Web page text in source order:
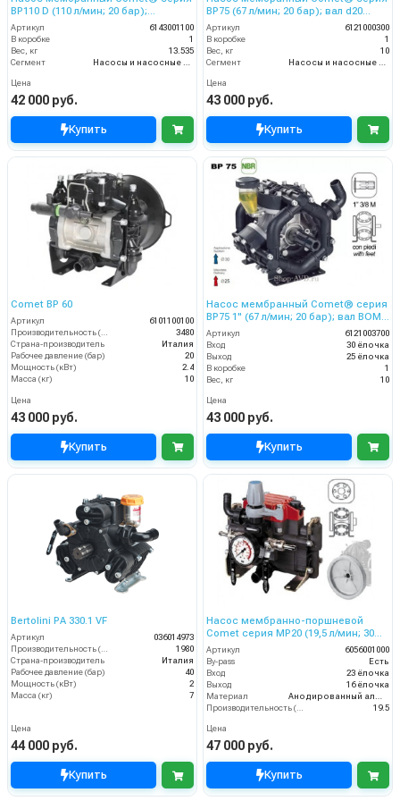
ВP110 D (110 л/мин; 20 бар);
гидрокомпенсатор; вал ВОМ 13/8
Артикул
6143001100
В коробке
1
Вес, кг
13.535
Сегмент
Цена
42 000 руб.
Купить
ВP75 (67 л/мин; 20 бар); вал d20
гладкий/шпонка - ВОМ 13/8
Артикул
6121000300
В коробке
1
Вес, кг
10
Сегмент
Цена
43 000 руб.
Купить
Comet BP 60
Артикул
6101100100
3480
Страна-производитель
Италия
Рабочее давление (бар)
20
Мощность (кВт)
2.4
Масса (кг)
10
Цена
43 000 руб.
Купить
Насос мембранный Comet® серия
BP75 1" (67 л/мин; 20 бар); вал ВОМ
1"3/8
Артикул
6121003700
Вход
30 ёлочка
Выход
25 ёлочка
В коробке
1
Вес, кг
10
Цена
43 000 руб.
Купить
Bertolini PA 330.1 VF
Артикул
036014973
Производительность (л/ч)
1980
Страна-производитель
Италия
Рабочее давление (бар)
40
Мощность (кВт)
2
Масса (кг)
7
Цена
44 000 руб.
Купить
Насос мембранно-поршневой
Comet серия МР20 (19,5 л/мин; 30
бар) с шкивом d=247
Артикул
6056001000
By-pass
Есть
Вход
23 ёлочка
Выход
16 ёлочка
Материал
Анодированный алюминий
Производительность (л/мин)
19.5
Цена
47 000 руб.
Купить